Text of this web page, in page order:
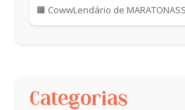
🟧 CowwLendário de
Categorias